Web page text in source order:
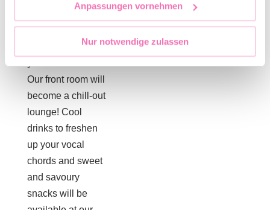
Anpassungen vornehmen
Nur notwendige zulassen
Come sing your
heart out – and if
Our front room will
become a chill-out
lounge! Cool
drinks to freshen
up your vocal
chords and sweet
and savoury
snacks will be